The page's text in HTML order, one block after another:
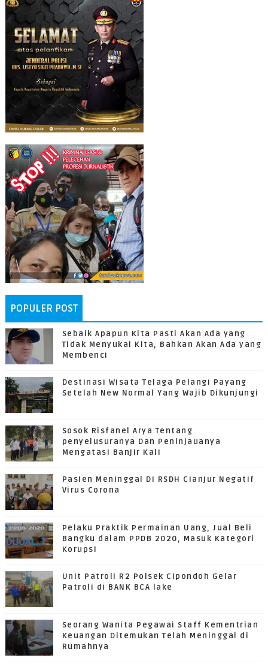
POPULER POST
Sebaik Apapun Kita Pasti Akan Ada yang
Tidak Menyukai Kita, Bahkan Akan Ada yang
Membenci
Destinasi Wisata Telaga Pelangi Payang
Setelah New Normal Yang Wajib Dikunjungi
Sosok Risfanel Arya Tentang
penyelusuranya Dan Peninjauanya
Mengatasi Banjir Kali
Pasien Meninggal Di RSDH Cianjur Negatif
Virus Corona
Pelaku Praktik Permainan Uang, Jual Beli
Bangku dalam PPDB 2020, Masuk Kategori
Korupsi
Unit Patroli R2 Polsek Cipondoh Gelar
Patroli di BANK BCA lake
Seorang Wanita Pegawai Staff Kementrian
Keuangan Ditemukan Telah Meninggal di
Rumahnya